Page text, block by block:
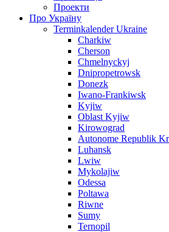
Проекти
Про Україну
Terminkalender Ukraine
Charkiw
Cherson
Chmelnyckyj
Dnipropetrowsk
Donezk
Iwano-Frankiwsk
Kyjiw
Oblast Kyjiw
Kirowograd
Autonome Republik
Luhansk
Lwiw
Mykolajiw
Odessa
Poltawa
Riwne
Sumy
Ternopil